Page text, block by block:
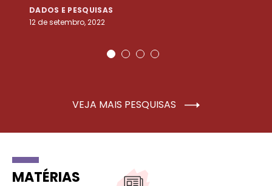
DADOS E PESQUISAS
12 de setembro, 2022
VEJA MAIS PESQUISAS
MATÉRIAS